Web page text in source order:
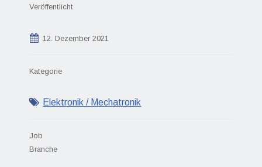
Veröffentlicht
12. Dezember 2021
Kategorie
Elektronik / Mechatronik
Job
Branche